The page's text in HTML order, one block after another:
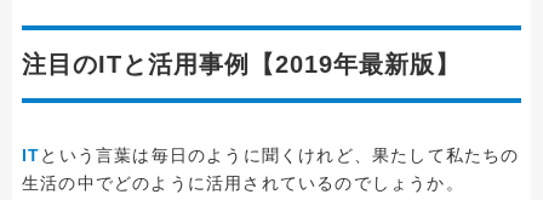
注目のITと活用事例【2019年最新版】
ITという言葉は毎日のように聞くけれど、果たして私たちの
生活の中でどのように活用されているのでしょうか。